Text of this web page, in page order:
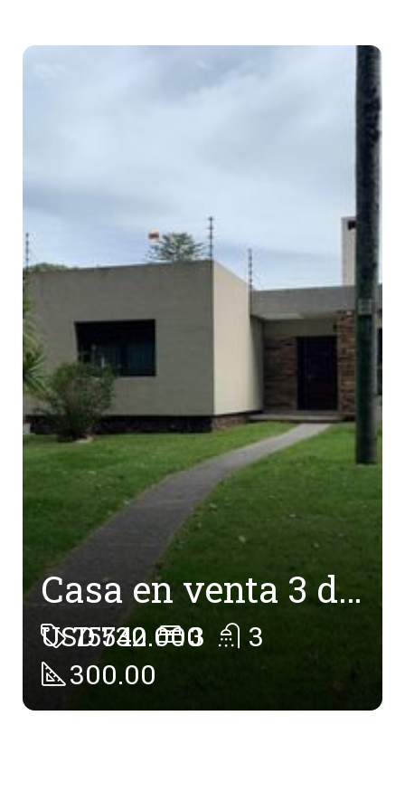
Casa en venta 3 dormitorios Fondo Barbacoa Piscina Cocheras en Atahualpa
75542 3
3
300.00
USD 730.000